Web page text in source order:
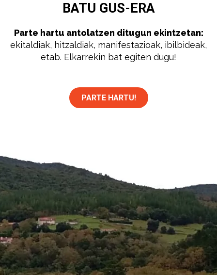
BATU GUS-ERA
Parte hartu antolatzen ditugun ekintzetan:
ekitaldiak, hitzaldiak, manifestazioak, ibilbideak,
etab. Elkarrekin bat egiten dugu!
PARTE HARTU!